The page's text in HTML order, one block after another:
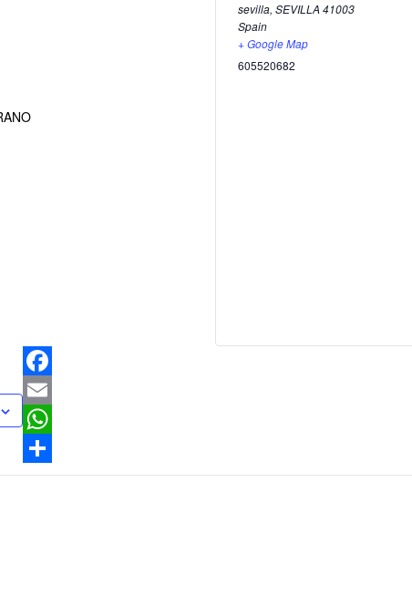
sevilla, SEVILLA 41003
Spain
+ Google Map
605520682
Facebook
Email
WhatsApp
Compartir